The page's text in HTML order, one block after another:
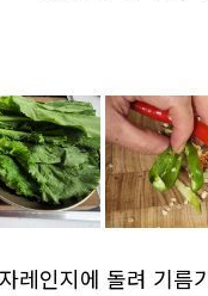
레인지에 돌려 기름